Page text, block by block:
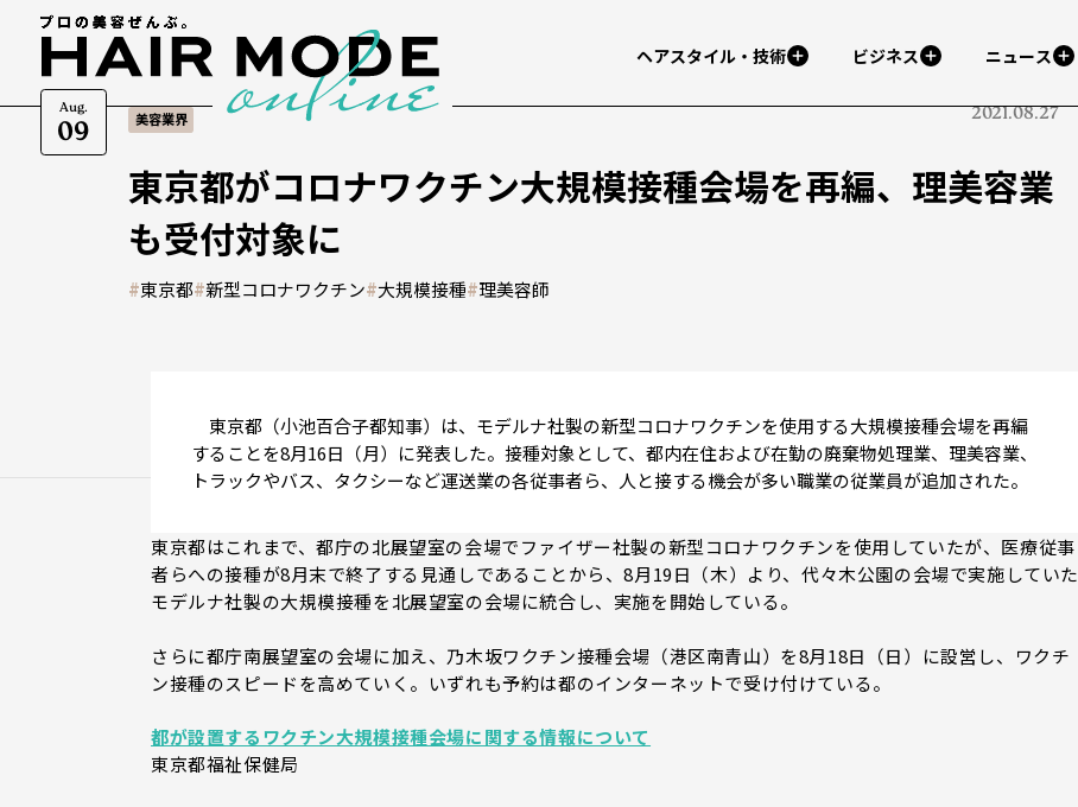
Aug.
09
ヘアスタイル・技術 ビジネス ニュース
美容業界 2021.08.27
東京都がコロナワクチン大規模接種会場を再編、理美容業
も受付対象に
#東京都#新型コロナワクチン#大規模接種#理美容師
東京都（小池百合子都知事）は、モデルナ社製の新型コロナワクチンを使用する大規模接種会場を再編
することを8月16日（月）に発表した。接種対象として、都内在住および在勤の廃棄物処理業、理美容業、
トラックやバス、タクシーなど運送業の各従事者ら、人と接する機会が多い職業の従業員が追加された。
東京都はこれまで、都庁の北展望室の会場でファイザー社製の新型コロナワクチンを使用していたが、医療従事
者らへの接種が8月末で終了する見通しであることから、8月19日（木）より、代々木公園の会場で実施していた
モデルナ社製の大規模接種を北展望室の会場に統合し、実施を開始している。
さらに都庁南展望室の会場に加え、乃木坂ワクチン接種会場（港区南青山）を8月18日（日）に設営し、ワクチ
ン接種のスピードを高めていく。いずれも予約は都のインターネットで受け付けている。
都が設置するワクチン大規模接種会場に関する情報について
東京都福祉保健局